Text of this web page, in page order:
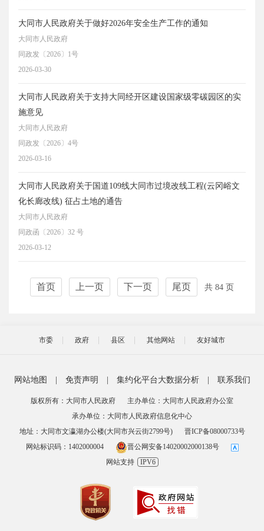
大同市人民政府关于做好2026年安全生产工作的通知
大同市人民政府
同政发〔2026〕1号
2026-03-30
大同市人民政府关于支持大同经开区建设国家级零碳园区的实
施意见
大同市人民政府
同政发〔2026〕4号
2026-03-16
大同市人民政府关于国道109线大同市过境改线工程(云冈峪文
化长廊改线) 征占土地的通告
大同市人民政府
同政函〔2026〕32 号
2026-03-12
首页 上一页 下一页 尾页 共 84 页
市委 政府 县区 其他网站 友好城市
网站地图 免责声明 集约化平台大数据分析 联系我们
版权所有：大同市人民政府
主办单位：大同市人民政府办公室
承办单位：大同市人民政府信息化中心
地址：大同市文瀛湖办公楼(大同市兴云街2799号)
晋ICP备08000733号
网站标识码：1402000004
晋公网安备14020002000138号
网站支持
IPV6